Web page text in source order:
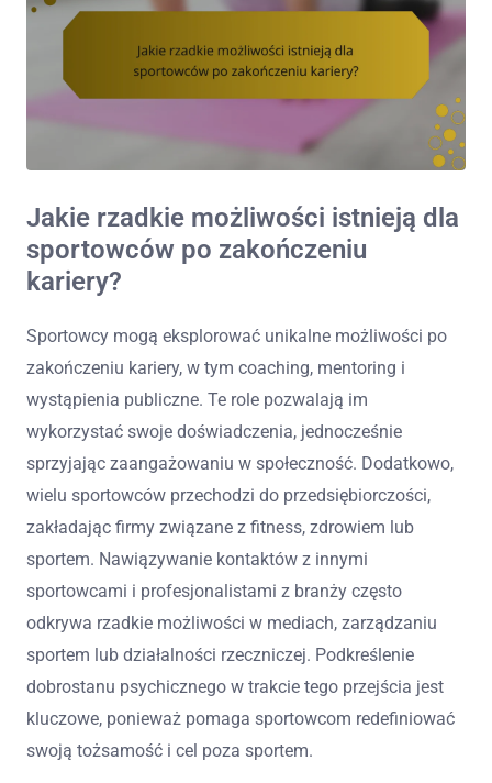
Jakie rzadkie możliwości istnieją dla
sportowców po zakończeniu
kariery?
Sportowcy mogą eksplorować unikalne możliwości po
zakończeniu kariery, w tym coaching, mentoring i
wystąpienia publiczne. Te role pozwalają im
wykorzystać swoje doświadczenia, jednocześnie
sprzyjając zaangażowaniu w społeczność. Dodatkowo,
wielu sportowców przechodzi do przedsiębiorczości,
zakładając firmy związane z fitness, zdrowiem lub
sportem. Nawiązywanie kontaktów z innymi
sportowcami i profesjonalistami z branży często
odkrywa rzadkie możliwości w mediach, zarządzaniu
sportem lub działalności rzeczniczej. Podkreślenie
dobrostanu psychicznego w trakcie tego przejścia jest
kluczowe, ponieważ pomaga sportowcom redefiniować
swoją tożsamość i cel poza sportem.